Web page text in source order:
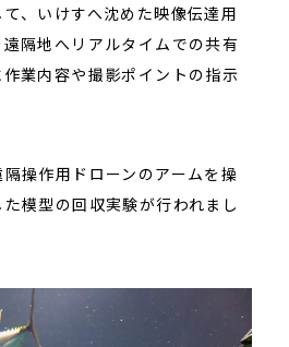
、いけすへ沈めた映像伝達用
隔地へリアルタイムでの共有
業内容や撮影ポイントの指示
操作用ドローンのアームを操
模型の回収実験が行われまし